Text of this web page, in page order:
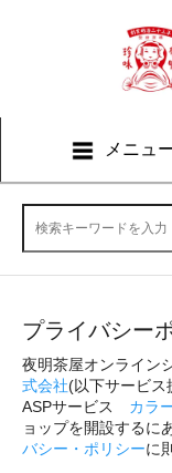
メニュ
プライバシー
夜明茶屋オンライン
式会社(以下サービス
ASPサービス カラ
ョップを開設するに
バシー・ポリシーに